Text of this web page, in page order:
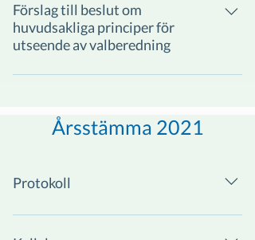
Förslag till beslut om
huvudsakliga principer för
utseende av valberedning
Årsstämma 2021
Protokoll
Protokoll